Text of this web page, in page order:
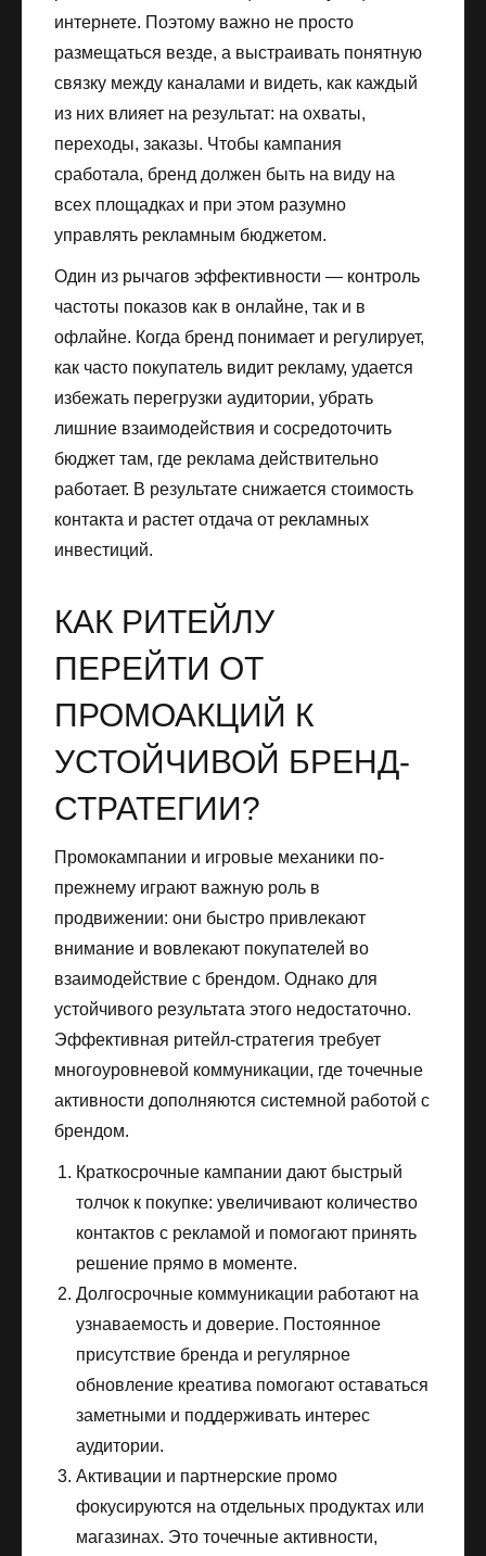
интернете. Поэтому важно не просто
размещаться везде, а выстраивать понятную
связку между каналами и видеть, как каждый
из них влияет на результат: на охваты,
переходы, заказы. Чтобы кампания
сработала, бренд должен быть на виду на
всех площадках и при этом разумно
управлять рекламным бюджетом.
Один из рычагов эффективности — контроль
частоты показов как в онлайне, так и в
офлайне. Когда бренд понимает и регулирует,
как часто покупатель видит рекламу, удается
избежать перегрузки аудитории, убрать
лишние взаимодействия и сосредоточить
бюджет там, где реклама действительно
работает. В результате снижается стоимость
контакта и растет отдача от рекламных
инвестиций.
КАК РИТЕЙЛУ
ПЕРЕЙТИ ОТ
ПРОМОАКЦИЙ К
УСТОЙЧИВОЙ БРЕНД-
СТРАТЕГИИ?
Промокампании и игровые механики по-
прежнему играют важную роль в
продвижении: они быстро привлекают
внимание и вовлекают покупателей во
взаимодействие с брендом. Однако для
устойчивого результата этого недостаточно.
Эффективная ритейл-стратегия требует
многоуровневой коммуникации, где точечные
активности дополняются системной работой с
брендом.
Краткосрочные кампании дают быстрый
толчок к покупке: увеличивают количество
контактов с рекламой и помогают принять
решение прямо в моменте.
Долгосрочные коммуникации работают на
узнаваемость и доверие. Постоянное
присутствие бренда и регулярное
обновление креатива помогают оставаться
заметными и поддерживать интерес
аудитории.
Активации и партнерские промо
фокусируются на отдельных продуктах или
магазинах. Это точечные активности,